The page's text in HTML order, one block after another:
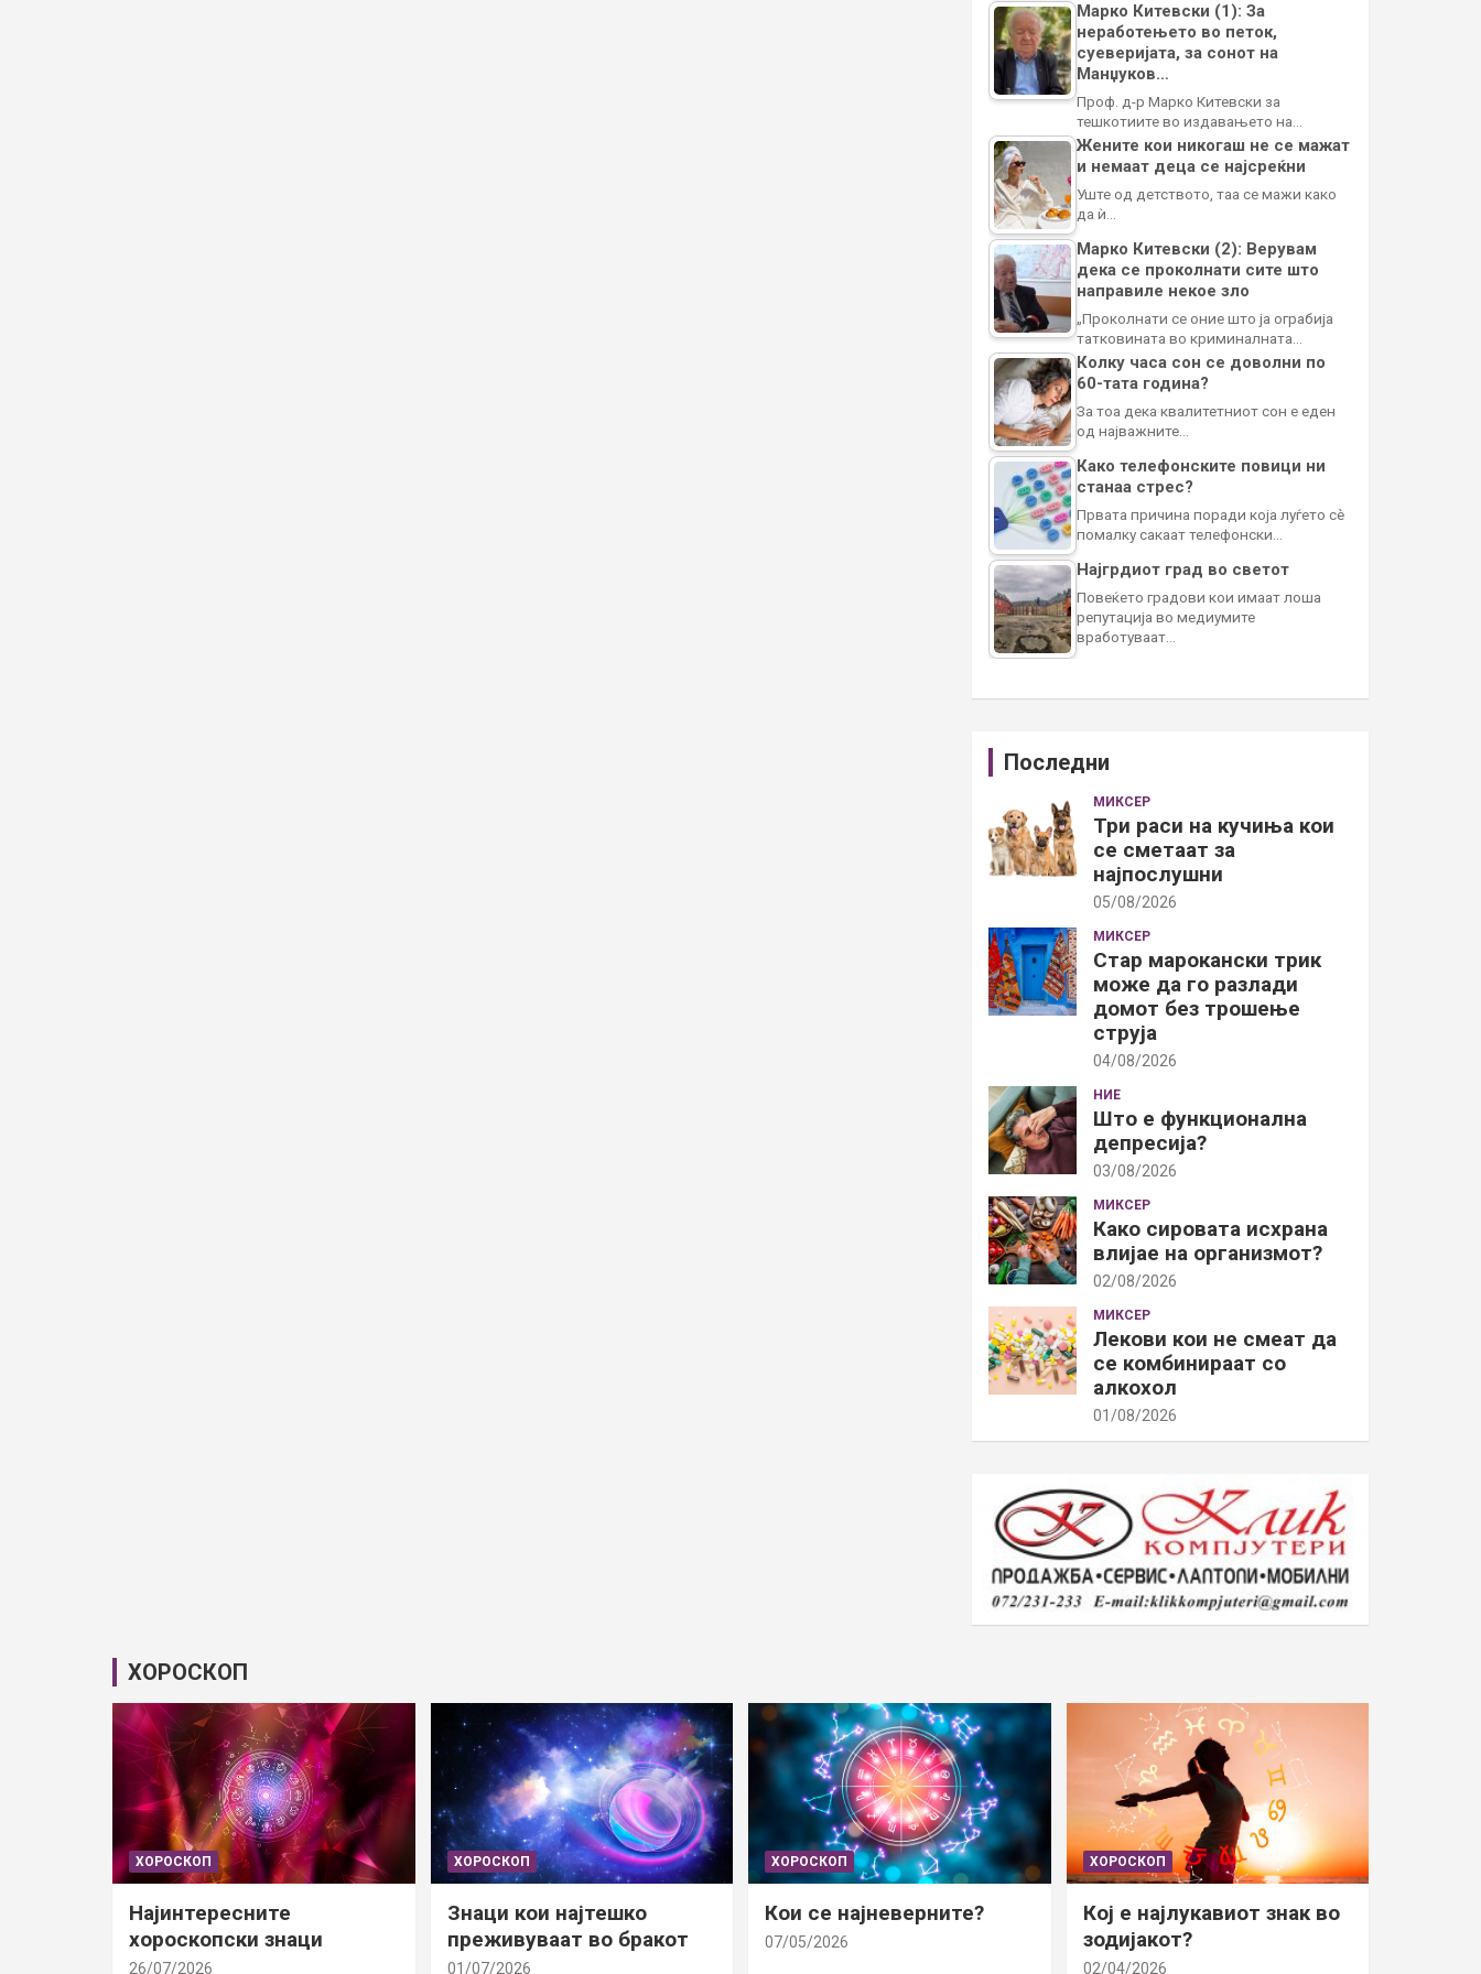
Марко Китевски (1): За
неработењето во петок,
суеверијата, за сонот на
Манџуков…
Проф. д-р Марко Китевски за
тешкотиите во издавањето на…
Жените кои никогаш не се мажат
и немаат деца се најсреќни
Уште од детството, таа се мажи како
да ѝ…
Марко Китевски (2): Верувам
дека се проколнати сите што
направиле некое зло
„Проколнати се оние што ја ограбија
татковината во криминалната…
Колку часа сон се доволни по
60-тата година?
За тоа дека квалитетниот сон е еден
од најважните…
Како телефонските повици ни
станаа стрес?
Првата причина поради која луѓето сè
помалку сакаат телефонски…
Најгрдиот град во светот
Повеќето градови кои имаат лоша
репутација во медиумите
вработуваат…
Последни
МИКСЕР
Три раси на кучиња кои
се сметаат за
најпослушни
05/08/2026
МИКСЕР
Стар марокански трик
може да го разлади
домот без трошење
струја
04/08/2026
НИЕ
Што е функционална
депресија?
03/08/2026
МИКСЕР
Како сировата исхрана
влијае на организмот?
02/08/2026
МИКСЕР
Лекови кои не смеат да
се комбинираат со
алкохол
01/08/2026
ХОРОСКОП
ХОРОСКОП
Најинтересните
хороскопски знаци
26/07/2026
ХОРОСКОП
Знаци кои најтешко
преживуваат во бракот
01/07/2026
ХОРОСКОП
Кои се најневерните?
07/05/2026
ХОРОСКОП
Кој е најлукавиот знак во
зодијакот?
02/04/2026